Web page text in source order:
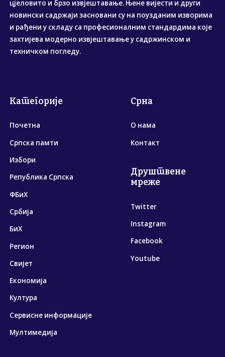
цјеловито и брзо извјештавање. Њене вијести и други
новински садржаји засновани су на поузданим изворима
и рађени у складу са професионалним стандардима које
захтијева модерно извјештавање у садржинском и
техничком погледу.
Категорије
Почетна
Српска памти
Избори
Република Српска
ФБиХ
Србија
БиХ
Регион
Свијет
Економија
Култура
Сервисне информације
Мултимедија
Срна
О нама
Контакт
Друштвене
мреже
Twitter
Instagram
Facebook
Youtube